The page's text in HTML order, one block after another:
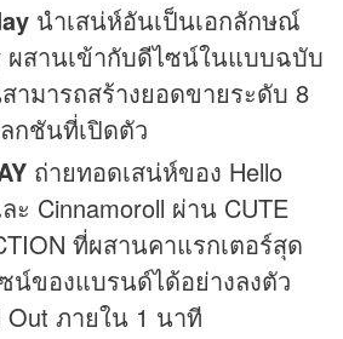
นำเสน่ห์อันเป็นเอกลักษณ์
ผสานเข้ากับดีไซน์ในแบบฉบับ
ามารถสร้างยอดขายระดับ 8
กชันที่เปิดตัว
ถ่ายทอดเสน่ห์ของ Hello
ะ Cinnamoroll ผ่าน CUTE
ที่ผสานคาแรกเตอร์สุด
น์ของแบรนด์ได้อย่างลงตัว
ภายใน 1 นาที